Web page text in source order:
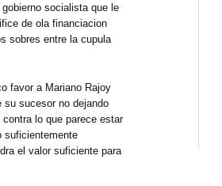
socialista que le
de ola financiacion
sobres entre la cupula
favor a Mariano Rajoy
sucesor no dejando
lo que parece estar
suficientemente
el valor suficiente para